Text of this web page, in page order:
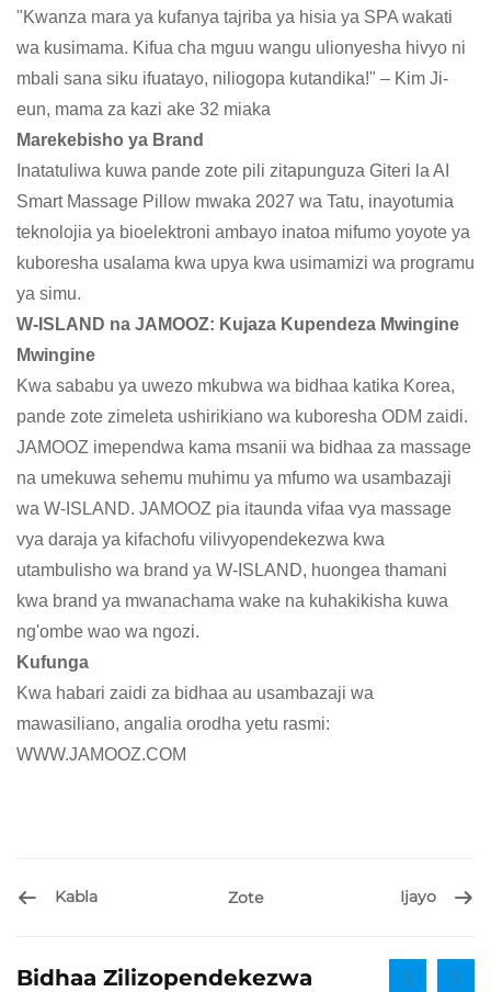
"Kwanza mara ya kufanya tajriba ya hisia ya SPA wakati
wa kusimama. Kifua cha mguu wangu ulionyesha hivyo ni
mbali sana siku ifuatayo, niliogopa kutandika!" – Kim Ji-
eun, mama za kazi ake 32 miaka
Marekebisho ya Brand
Inatatuliwa kuwa pande zote pili zitapunguza Giteri la AI
Smart Massage Pillow mwaka 2027 wa Tatu, inayotumia
teknolojia ya bioelektroni ambayo inatoa mifumo yoyote ya
kuboresha usalama kwa upya kwa usimamizi wa programu
ya simu.
W-ISLAND na JAMOOZ: Kujaza Kupendeza Mwingine
Mwingine
Kwa sababu ya uwezo mkubwa wa bidhaa katika Korea,
pande zote zimeleta ushirikiano wa kuboresha ODM zaidi.
JAMOOZ imependwa kama msanii wa bidhaa za massage
na umekuwa sehemu muhimu ya mfumo wa usambazaji
wa W-ISLAND. JAMOOZ pia itaunda vifaa vya massage
vya daraja ya kifachofu vilivyopendekezwa kwa
utambulisho wa brand ya W-ISLAND, huongea thamani
kwa brand ya mwanachama wake na kuhakikisha kuwa
ng'ombe wao wa ngozi.
Kufunga
Kwa habari zaidi za bidhaa au usambazaji wa
mawasiliano, angalia orodha yetu rasmi:
WWW.JAMOOZ.COM
Kabla Zote Ijayo
Bidhaa Zilizopendekezwa